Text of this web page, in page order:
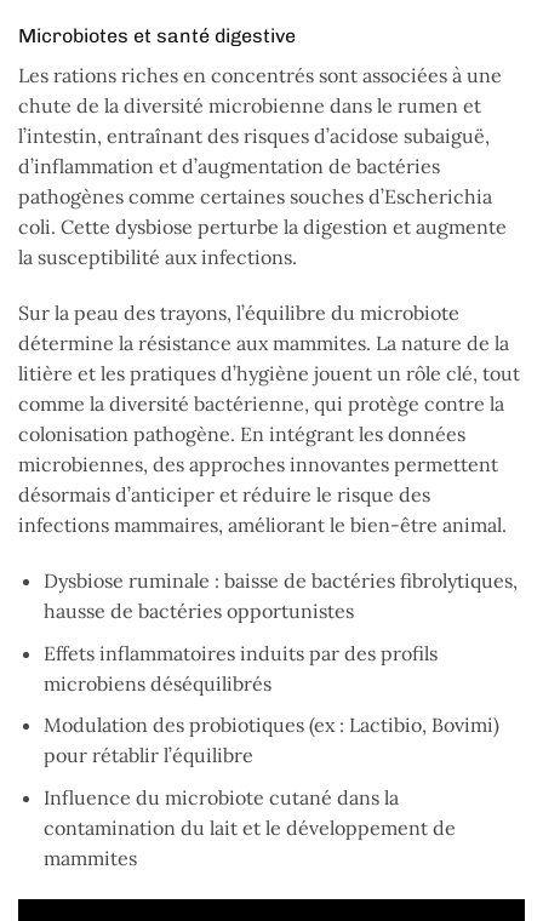
Microbiotes et santé digestive
Les rations riches en concentrés sont associées à une
chute de la diversité microbienne dans le rumen et
l’intestin, entraînant des risques d’acidose subaiguë,
d’inflammation et d’augmentation de bactéries
pathogènes comme certaines souches d’Escherichia
coli. Cette dysbiose perturbe la digestion et augmente
la susceptibilité aux infections.
Sur la peau des trayons, l’équilibre du microbiote
détermine la résistance aux mammites. La nature de la
litière et les pratiques d’hygiène jouent un rôle clé, tout
comme la diversité bactérienne, qui protège contre la
colonisation pathogène. En intégrant les données
microbiennes, des approches innovantes permettent
désormais d’anticiper et réduire le risque des
infections mammaires, améliorant le bien-être animal.
Dysbiose ruminale : baisse de bactéries fibrolytiques,
hausse de bactéries opportunistes
Effets inflammatoires induits par des profils
microbiens déséquilibrés
Modulation des probiotiques (ex : Lactibio, Bovimi)
pour rétablir l’équilibre
Influence du microbiote cutané dans la
contamination du lait et le développement de
mammites